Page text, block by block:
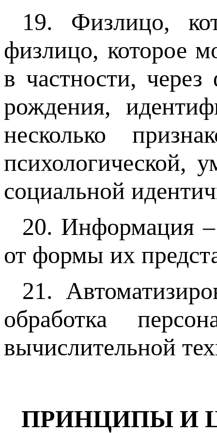
19. Физлицо,
физлицо, которое
в частности,
рождения,
несколько
психологической,
социальной
20. Информация
от формы их
21.
обработка
вычислительной
ПРИНЦИПЫ И